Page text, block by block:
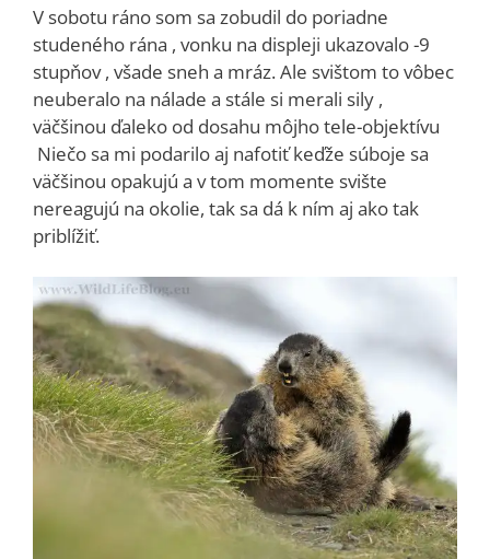
V sobotu ráno som sa zobudil do poriadne
studeného rána , vonku na displeji ukazovalo -9
stupňov , všade sneh a mráz. Ale svištom to vôbec
neuberalo na nálade a stále si merali sily ,
väčšinou ďaleko od dosahu môjho tele-objektívu
Niečo sa mi podarilo aj nafotiť keďže súboje sa
väčšinou opakujú a v tom momente svište
nereagujú na okolie, tak sa dá k ním aj ako tak
priblížiť.